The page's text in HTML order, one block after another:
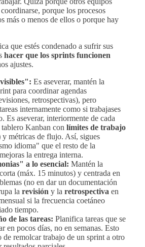
porque los procesos
más o menos de ellos o porque hay
que estés condenado a sufrir sus
hacer que los sprints funcionen
ajustes.
Es aseverar, mantén la
para coordinar agendas
retrospectivas), pero
internamente como si trabajases
Es aseverar, interiormente de cada
Kanban con límites de trabajo
y métricas de flujo. Así, sigues
idioma" que el resto de la
la entrega interna.
a lo esencial: Mantén la
corta (máx. 15 minutos) y centrada en
(no en dar un documentación
la revisión y la retrospectiva en
si la frecuencia coetáneo
tiempo.
de las tareas: Planifica tareas que se
en pocos días, no en semanas. Esto
de remolcar trabajo de un sprint a otro